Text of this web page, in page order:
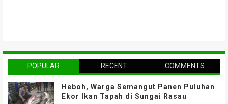
POPULAR RECENT COMMENTS
Heboh, Warga Semangut Panen Puluhan
Ekor Ikan Tapah di Sungai Rasau